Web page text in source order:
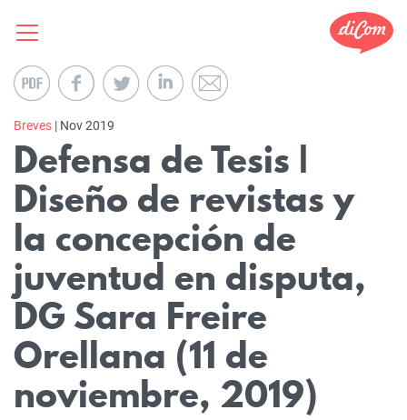
Breves | Nov 2019
Defensa de Tesis |
Diseño de revistas y
la concepción de
juventud en disputa,
DG Sara Freire
Orellana (11 de
noviembre, 2019)